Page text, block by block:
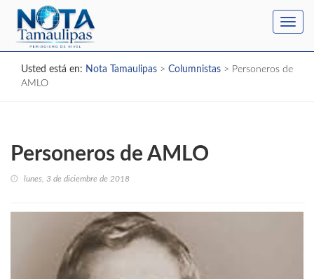
Usted está en: Nota Tamaulipas > Columnistas > Personeros de
AMLO
Personeros de AMLO
lunes, 3 de diciembre de 2018